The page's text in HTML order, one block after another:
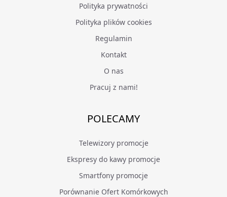
Polityka prywatności
Polityka plików cookies
Regulamin
Kontakt
O nas
Pracuj z nami!
POLECAMY
Telewizory promocje
Ekspresy do kawy promocje
Smartfony promocje
Porównanie Ofert Komórkowych